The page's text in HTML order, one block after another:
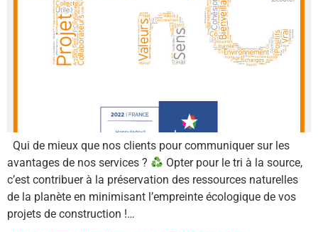
Qui de mieux que nos clients pour communiquer sur les
avantages de nos services ?
Opter pour le tri à la source,
c’est contribuer à la préservation des ressources naturelles
de la planète en minimisant l’empreinte écologique de vos
projets de construction !…